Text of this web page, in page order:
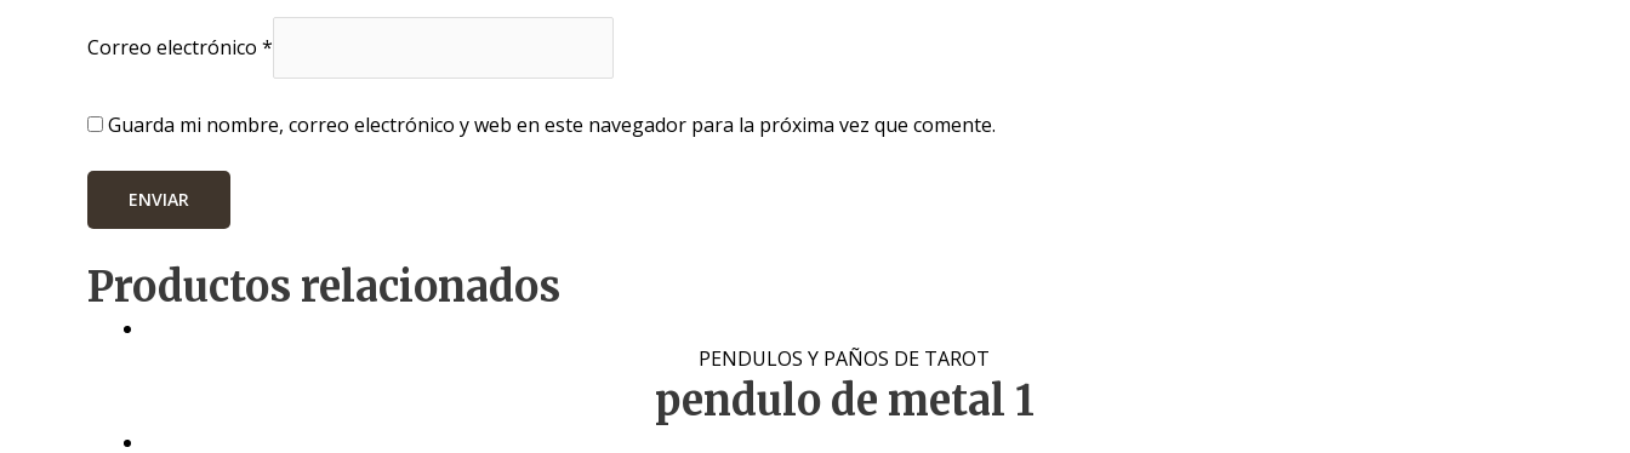
Correo electrónico *
Guarda mi nombre, correo electrónico y web en este navegador para la próxima vez que comente.
Productos relacionados
PENDULOS Y PAÑOS DE TAROT
pendulo de metal 1